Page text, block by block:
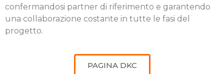
confermandosi partner di riferimento e garantendo
una collaborazione costante in tutte le fasi del
progetto.
PAGINA DKC